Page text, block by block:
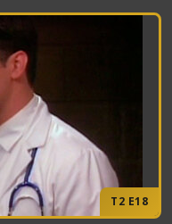
T2 E18